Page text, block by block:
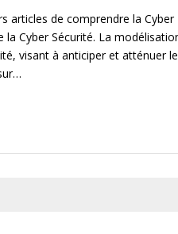
articles de comprendre la Cyber
Cyber Sécurité. La
visant à anticiper et atténuer